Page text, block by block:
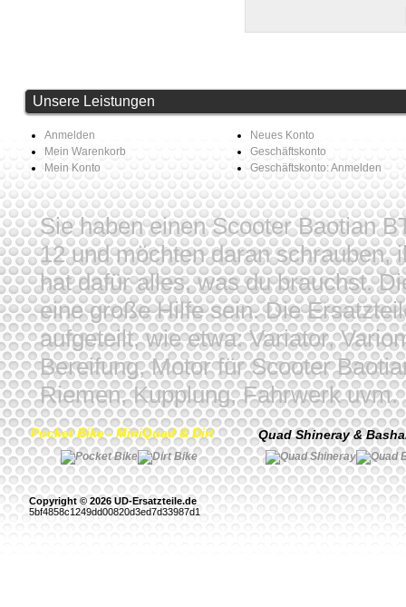
Unsere Leistungen
Anmelden
Mein Warenkorb
Mein Konto
Neues Konto
Geschäftskonto
Geschäftskonto: Anmelden
Sie haben einen Scooter Baotian
12 und möchten daran schrauben,
hat dafür alles, was du brauchst.
eine große Hilfe sein. Die
aufgeteilt, wie etwa: Variator,
Bereifung, Motor für Scooter
Riemen, Kupplung, Fahrwerk
Pocket Bike - MiniQuad & Dirt Quad Shineray &
Copyright © 2026 UD-Ersatzteile.de
5bf4858c1249dd00820d3ed7d33987d1